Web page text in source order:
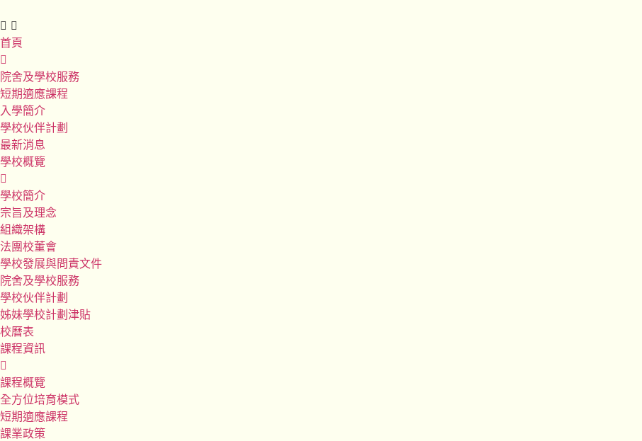
首頁
院舍及學校服務
短期適應課程
入學簡介
學校伙伴計劃
最新消息
學校概覽
學校簡介
宗旨及理念
組織架構
法團校董會
學校發展與問責文件
院舍及學校服務
學校伙伴計劃
姊妹學校計劃津貼
校曆表
課程資訊
課程概覽
全方位培育模式
短期適應課程
課業政策